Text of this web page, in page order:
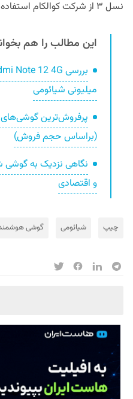
نسل ۳ از شرکت کوالکام استفاده می‌کند.
این مطالب را هم
میلیونی شیائومی
پرفروش‌ترین گوشی‌های
(براساس حجم فروش)
و اقتصادی
چیپ شیائومی گوشی